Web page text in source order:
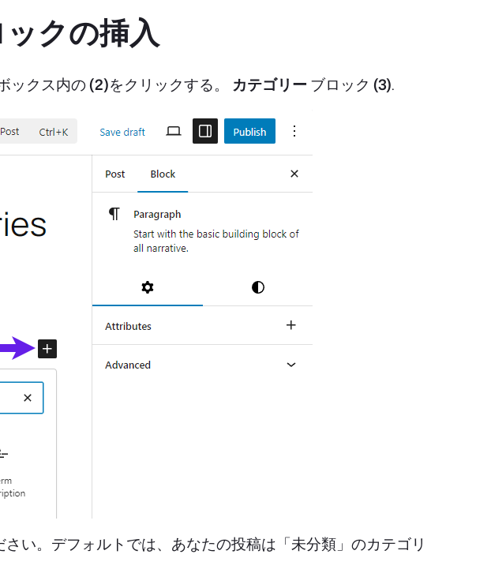
クの挿入
ックス内の(2)をクリックする。 カテゴリー ブロック (3).
い。デフォルトでは、あなたの投稿は「未分類」のカテゴリ